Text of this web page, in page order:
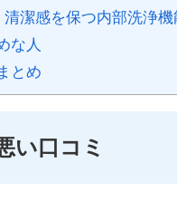
潔感を保つ内部洗浄機
な人
とめ
い口コミ